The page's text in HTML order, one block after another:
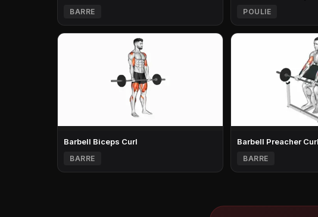
BARRE POULIE
Barbell Biceps Curl
BARRE
Barbell Preacher Curl
BARRE